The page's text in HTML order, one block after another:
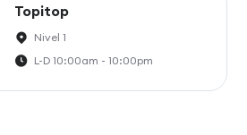
Topitop
Nivel 1
L-D 10:00am - 10:00pm